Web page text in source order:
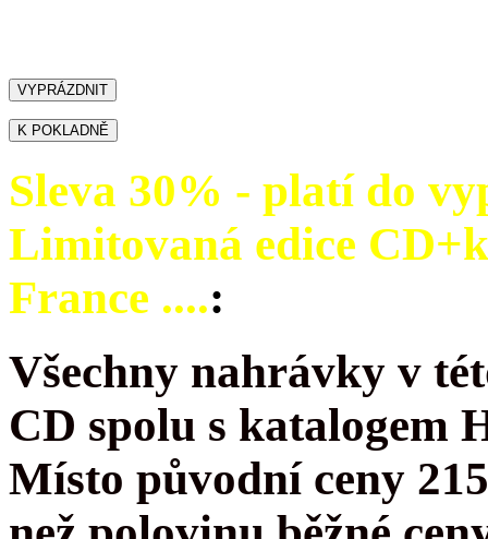
Sleva 30% - platí do
Limitovaná edice
France ....:
Všechny nahrávky v
CD spolu s katalogem
Místo původní ceny